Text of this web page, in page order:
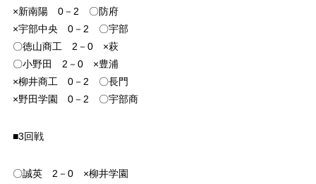
×新南陽 0－2 〇防府
×宇部中央 0－2 〇宇部
〇徳山商工 2－0 ×萩
〇小野田 2－0 ×豊浦
×柳井商工 0－2 〇長門
×野田学園 0－2 〇宇部商
■3回戦
〇誠英 2－0 ×柳井学園